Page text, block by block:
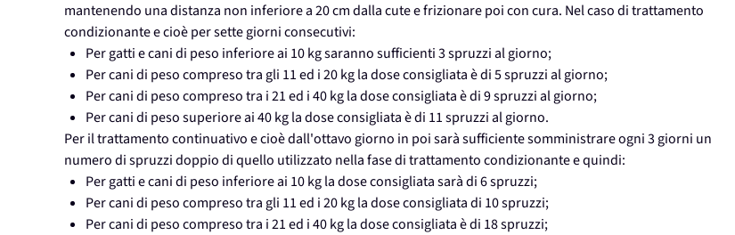
mantenendo una distanza non inferiore a 20 cm dalla cute e frizionare poi con cura. Nel caso di trattamento
condizionante e cioè per sette giorni consecutivi:
Per gatti e cani di peso inferiore ai 10 kg saranno sufficienti 3 spruzzi al giorno;
Per cani di peso compreso tra gli 11 ed i 20 kg la dose consigliata è di 5 spruzzi al giorno;
Per cani di peso compreso tra i 21 ed i 40 kg la dose consigliata è di 9 spruzzi al giorno;
Per cani di peso superiore ai 40 kg la dose consigliata è di 11 spruzzi al giorno.
Per il trattamento continuativo e cioè dall'ottavo giorno in poi sarà sufficiente somministrare ogni 3 giorni un
numero di spruzzi doppio di quello utilizzato nella fase di trattamento condizionante e quindi:
Per gatti e cani di peso inferiore ai 10 kg la dose consigliata sarà di 6 spruzzi;
Per cani di peso compreso tra gli 11 ed i 20 kg la dose consigliata di 10 spruzzi;
Per cani di peso compreso tra i 21 ed i 40 kg la dose consigliata è di 18 spruzzi;